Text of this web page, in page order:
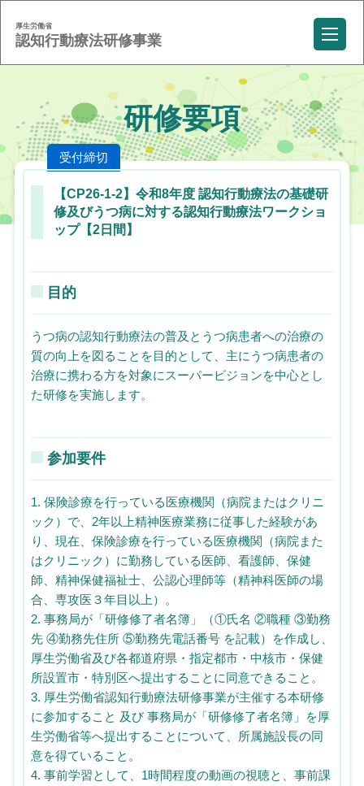
厚生労働省
認知行動療法研修事業
研修要項
受付締切
【CP26-1-2】令和8年度 認知行動療法の基礎研
修及びうつ病に対する認知行動療法ワークショ
ップ【2日間】
目的
うつ病の認知行動療法の普及とうつ病患者への治療の
質の向上を図ることを目的として、主にうつ病患者の
治療に携わる方を対象にスーパービジョンを中心とし
た研修を実施します。
参加要件
1. 保険診療を行っている医療機関（病院またはクリニ
ック）で、2年以上精神医療業務に従事した経験があ
り、現在、保険診療を行っている医療機関（病院また
はクリニック）に勤務している医師、看護師、保健
師、精神保健福祉士、公認心理師等（精神科医師の場
合、専攻医３年目以上）。
2. 事務局が「研修修了者名簿」（①氏名 ②職種 ③勤務
先 ④勤務先住所 ⑤勤務先電話番号 を記載）を作成し、
厚生労働省及び各都道府県・指定都市・中核市・保健
所設置市・特別区へ提出することに同意できること。
3. 厚生労働省認知行動療法研修事業が主催する本研修
に参加すること 及び 事務局が「研修修了者名簿」を厚
生労働省等へ提出することについて、所属施設長の同
意を得ていること。
4. 事前学習として、1時間程度の動画の視聴と、事前課